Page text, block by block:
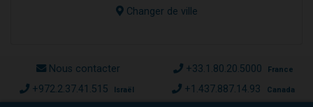
Changer de ville
Nous contacter +33.1.80.20.5000 France
+972.2.37.41.515 Israël +1.437.887.14.93 Canada